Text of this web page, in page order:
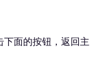
下面的按钮，返回主